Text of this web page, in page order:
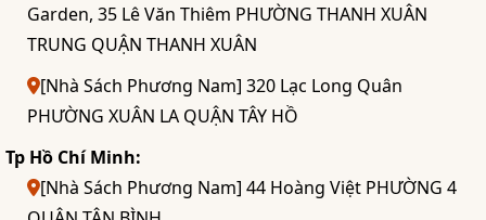
Garden, 35 Lê Văn Thiêm PHƯỜNG THANH XUÂN
TRUNG QUẬN THANH XUÂN
[Nhà Sách Phương Nam] 320 Lạc Long Quân
PHƯỜNG XUÂN LA QUẬN TÂY HỒ
Tp Hồ Chí Minh:
[Nhà Sách Phương Nam] 44 Hoàng Việt PHƯỜNG 4